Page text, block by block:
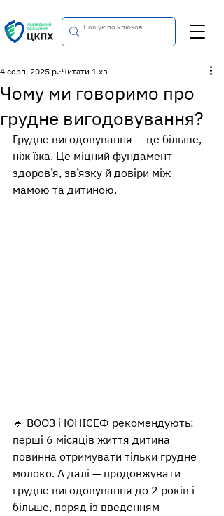
Чому ми говоримо про
грудне вигодовування?
4 серп. 2025 р. Читати 1 хв
Грудне вигодовування — це більше,
ніж їжа. Це міцний фундамент
здоров’я, зв’язку й довіри між
мамою та дитиною.
🔹 ВООЗ і ЮНІСЕФ рекомендують:
перші 6 місяців життя дитина
повинна отримувати тільки грудне
молоко. А далі — продовжувати
грудне вигодовування до 2 років і
більше, поряд із введенням